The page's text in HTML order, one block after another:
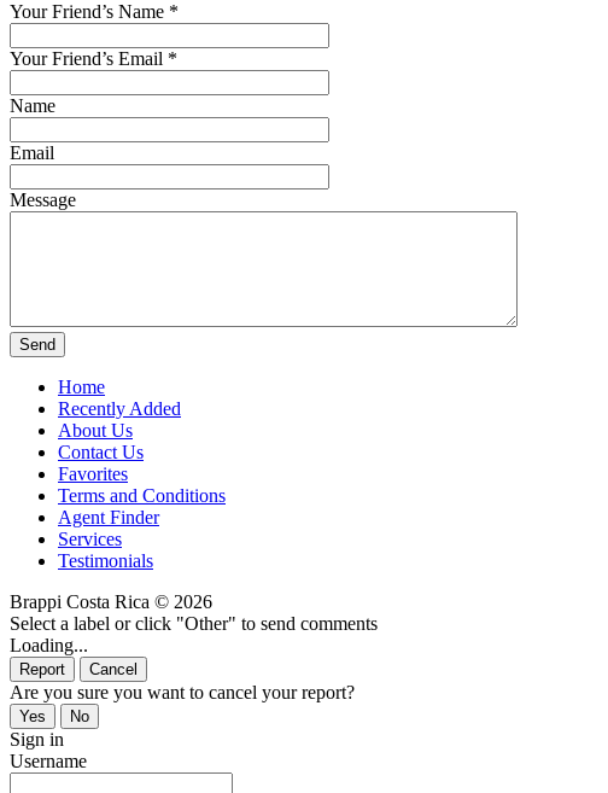
Your Friend’s Name *
Your Friend’s Email *
Name
Email
Message
Home
Recently Added
About Us
Contact Us
Favorites
Terms and Conditions
Agent Finder
Services
Testimonials
Brappi Costa Rica © 2026
Select a label or click "Other" to send comments
Loading...
Are you sure you want to cancel your report?
Sign in
Username